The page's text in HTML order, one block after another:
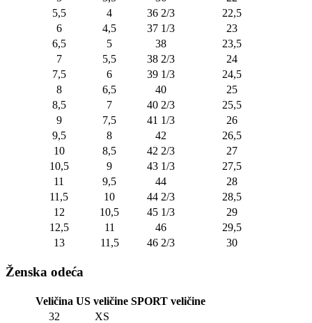
5,5
4 36 2/3
22,5
6
4,5 37 1/3
23
6,5
5 38
23,5
7
5,5 38 2/3
24
7,5
6 39 1/3
24,5
8
6,5 40
25
8,5
7 40 2/3
25,5
9
7,5 41 1/3
26
9,5
8 42
26,5
10
8,5 42 2/3
27
10,5
9 43 1/3
27,5
11
9,5 44
28
11,5
10 44 2/3
28,5
12
10,5 45 1/3
29
12,5
11 46
29,5
13
11,5 46 2/3 30
Ženska odeća
Veličina US veličine SPORT veličine
32
XS